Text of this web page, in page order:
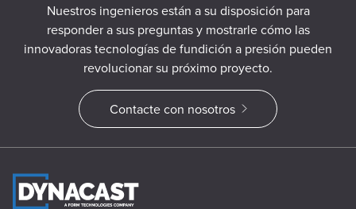
Nuestros ingenieros están a su disposición para
responder a sus preguntas y mostrarle cómo las
innovadoras tecnologías de fundición a presión pueden
revolucionar su próximo proyecto.
Contacte con nosotros